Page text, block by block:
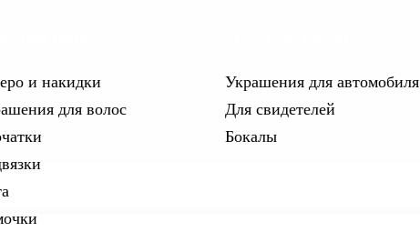
и накидки
для волос
Украшения для автомобиля
Для свидетелей
Бокалы